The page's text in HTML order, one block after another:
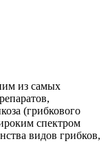
из самых
(грибкового
спектром
видов грибков,